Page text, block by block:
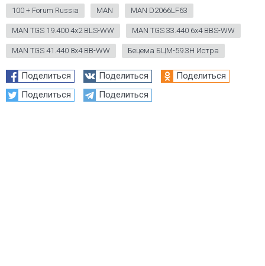
100 + Forum Russia MAN MAN D2066LF63
MAN TGS 19.400 4x2 BLS-WW MAN TGS 33.440 6x4 BBS-WW
MAN TGS 41.440 8x4 BB-WW Бецема БЦМ-59.3Н Истра
Поделиться Поделиться
Поделиться
Поделиться
Поделиться